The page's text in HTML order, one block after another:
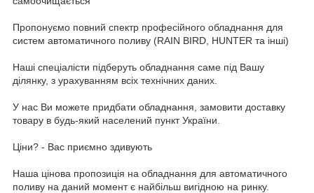
Пропонуємо повний спектр професійного обладнання для
систем автоматичного поливу (RAIN BIRD, HUNTER та інші)
Наші спеціалісти підберуть обладнання саме під Вашу
ділянку, з урахуванням всіх технічних даних.
У наc Ви можете придбати обладнання, замовити доставку
товару в будь-який населений пункт України.
Ціни? - Вас приємно здивують
Наша цінова пропозиція на обладнання для автоматичного
поливу на даний момент є найбільш вигідною на ринку.